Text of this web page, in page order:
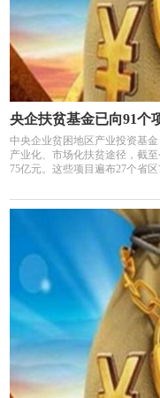
央企扶贫基金已向91个
中央企业贫困地区产业投资基
产业化、市场化扶贫途径，截
75亿元。这些项目遍布27个省